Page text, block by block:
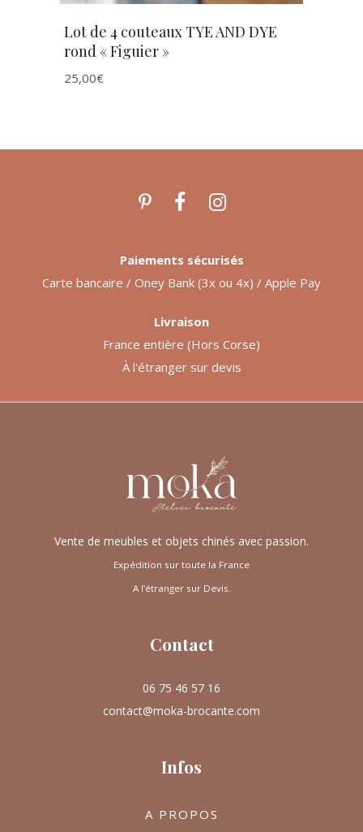
Lot de 4 couteaux TYE AND DYE
rond « Figuier »
25,00€
Vente de meubles et objets chinés avec passion.
Expédition sur toute la France
A l’étranger sur Devis.
Contact
06 75 46 57 16
contact@moka-brocante.com
Infos
A PROPOS
Paiements sécurisés
Carte bancaire / Oney Bank (3x ou 4x) / Apple Pay
Livraison
France entière (Hors Corse)
À l'étranger sur devis